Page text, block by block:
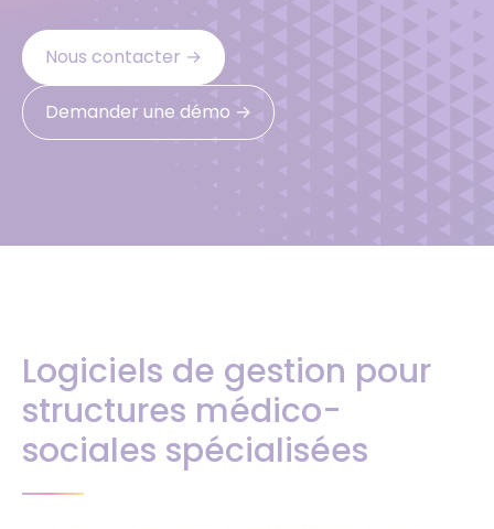
Nous contacter →
Demander une démo →
Logiciels de gestion pour
structures médico-
sociales spécialisées